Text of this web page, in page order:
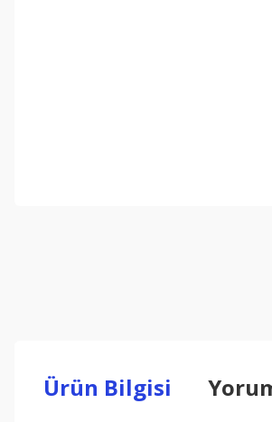
Ürün Bilgisi